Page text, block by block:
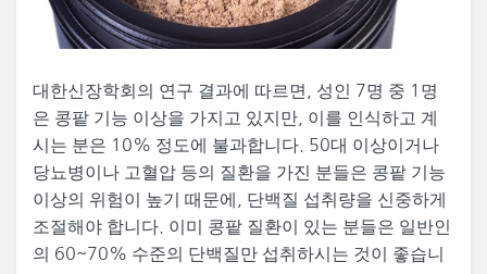
대한신장학회의 연구 결과에 따르면, 성인 7명 중 1명
은 콩팥 기능 이상을 가지고 있지만, 이를 인식하고 계
시는 분은 10% 정도에 불과합니다. 50대 이상이거나
당뇨병이나 고혈압 등의 질환을 가진 분들은 콩팥 기능
이상의 위험이 높기 때문에, 단백질 섭취량을 신중하게
조절해야 합니다. 이미 콩팥 질환이 있는 분들은 일반인
의 60~70% 수준의 단백질만 섭취하시는 것이 좋습니